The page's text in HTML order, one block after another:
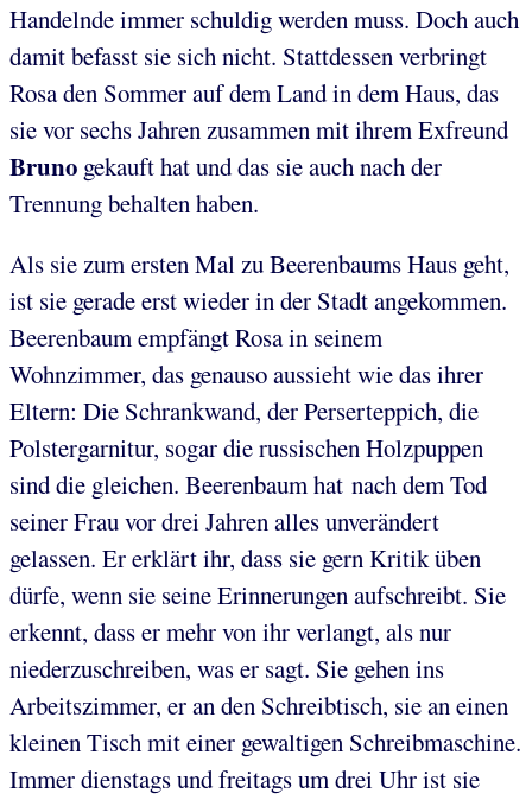
Handelnde immer schuldig werden muss. Doch auch
damit befasst sie sich nicht. Stattdessen verbringt
Rosa den Sommer auf dem Land in dem Haus, das
sie vor sechs Jahren zusammen mit ihrem Exfreund
Bruno gekauft hat und das sie auch nach der
Trennung behalten haben.
Als sie zum ersten Mal zu Beerenbaums Haus geht,
ist sie gerade erst wieder in der Stadt angekommen.
Beerenbaum empfängt Rosa in seinem
Wohnzimmer, das genauso aussieht wie das ihrer
Eltern: Die Schrankwand, der Perserteppich, die
Polstergarnitur, sogar die russischen Holzpuppen
sind die gleichen. Beerenbaum hat nach dem Tod
seiner Frau vor drei Jahren alles unverändert
gelassen. Er erklärt ihr, dass sie gern Kritik üben
dürfe, wenn sie seine Erinnerungen aufschreibt. Sie
erkennt, dass er mehr von ihr verlangt, als nur
niederzuschreiben, was er sagt. Sie gehen ins
Arbeitszimmer, er an den Schreibtisch, sie an einen
kleinen Tisch mit einer gewaltigen Schreibmaschine.
Immer dienstags und freitags um drei Uhr ist sie